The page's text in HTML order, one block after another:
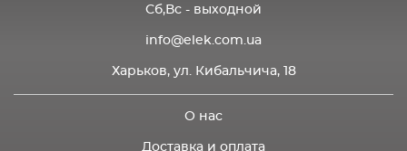
Сб,Вс - выходной
info@elek.com.ua
Харьков, ул. Кибальчича, 18
О нас
Доставка и оплата